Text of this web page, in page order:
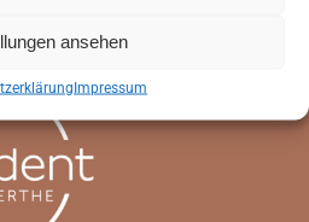
ansehen
Impressum
TERMIN